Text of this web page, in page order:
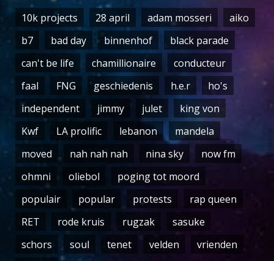
10k projects 28 april adam mosseri
aiko
b7
bad day binnenhof
black parade
can't be life
chamillionaire
conducteur
faal
FNG geschiedenis h.e.r
ho's
independent
jimmy julet
king von
Kwf
LA prolific lebanon
mandela
moved
nah nah nah nina sky
now fm
ohmni
oliebol
poging tot moord
populair
popular protests
rap queen
RET
rode kruis rugzak
sasuke
schors
soul tenet velden
vrienden